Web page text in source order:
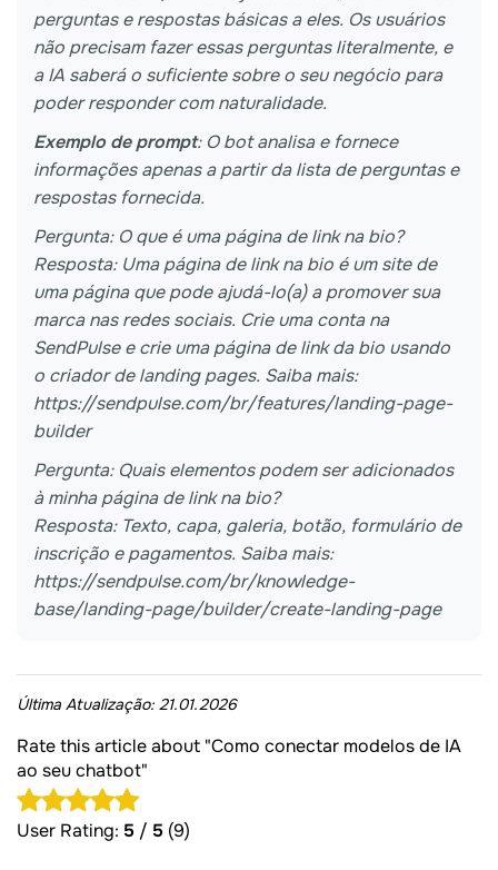
perguntas e respostas básicas a eles. Os usuários
não precisam fazer essas perguntas literalmente, e
a IA saberá o suficiente sobre o seu negócio para
poder responder com naturalidade.
Exemplo de prompt: O bot analisa e fornece
informações apenas a partir da lista de perguntas e
respostas fornecida.
Pergunta: O que é uma página de link na bio?
Resposta: Uma página de link na bio é um site de
uma página que pode ajudá-lo(a) a promover sua
marca nas redes sociais. Crie uma conta na
SendPulse e crie uma página de link da bio usando
o criador de landing pages. Saiba mais:
https://sendpulse.com/br/features/landing-page-
builder
Pergunta: Quais elementos podem ser adicionados
à minha página de link na bio?
Resposta: Texto, capa, galeria, botão, formulário de
inscrição e pagamentos. Saiba mais:
https://sendpulse.com/br/knowledge-
base/landing-page/builder/create-landing-page
Última Atualização: 21.01.2026
Rate this article about "Como conectar modelos de IA
ao seu chatbot"
User Rating: 5 / 5 (9)